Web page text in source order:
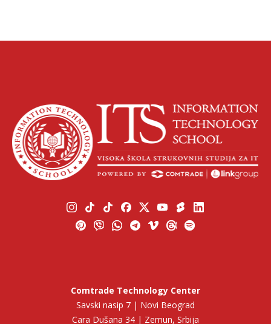
Comtrade Technology Center
Savski nasip 7 | Novi Beograd
Cara Dušana 34 | Zemun, Srbija